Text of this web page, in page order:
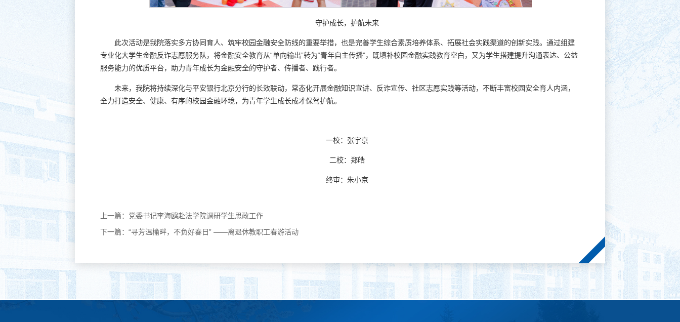
守护成长，护航未来
此次活动是我院落实多方协同育人、筑牢校园金融安全防线的重要举措，也是完善学生综合素质培养体系、拓展社会实践渠道的创新实践。通过组建
专业化大学生金融反诈志愿服务队，将金融安全教育从“单向输出”转为“青年自主传播”，既填补校园金融实践教育空白，又为学生搭建提升沟通表达、公益
服务能力的优质平台，助力青年成长为金融安全的守护者、传播者、践行者。
未来，我院将持续深化与平安银行北京分行的长效联动，常态化开展金融知识宣讲、反诈宣传、社区志愿实践等活动，不断丰富校园安全育人内涵，
全力打造安全、健康、有序的校园金融环境，为青年学生成长成才保驾护航。
一校：张宇京
二校：郑皓
终审：朱小京
上一篇： 党委书记李海鸥赴法学院调研学生思政工作
下一篇： “寻芳温榆畔，不负好春日” ——离退休教职工春游活动